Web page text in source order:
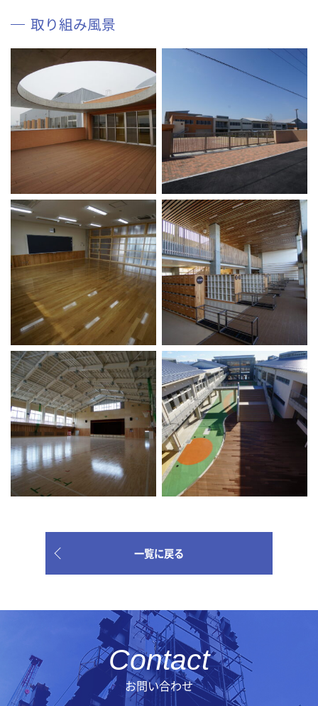
取り組み風景
一覧に戻る
お問い合わせ